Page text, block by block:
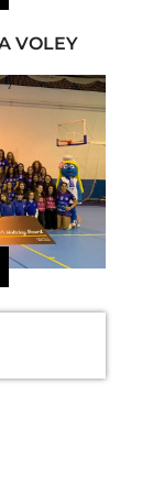
VOLEY